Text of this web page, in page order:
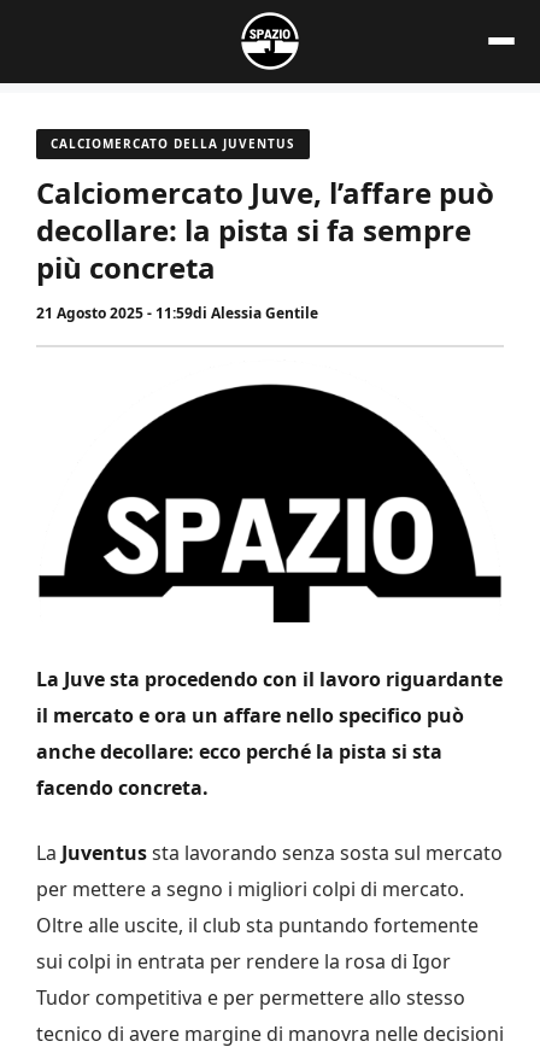
contenuto
CALCIOMERCATO DELLA JUVENTUS
Calciomercato Juve, l’affare può
decollare: la pista si fa sempre
più concreta
21 Agosto 2025 - 11:59di Alessia Gentile
La Juve sta procedendo con il lavoro riguardante
il mercato e ora un affare nello specifico può
anche decollare: ecco perché la pista si sta
facendo concreta.
La Juventussta lavorando senza sosta sul mercato
per mettere a segno i migliori colpi di mercato.
Oltre alle uscite, il club sta puntando fortemente
sui colpi in entrata per rendere la rosa di Igor
Tudor competitiva e per permettere allo stesso
tecnico di avere margine di manovra nelle decisioni